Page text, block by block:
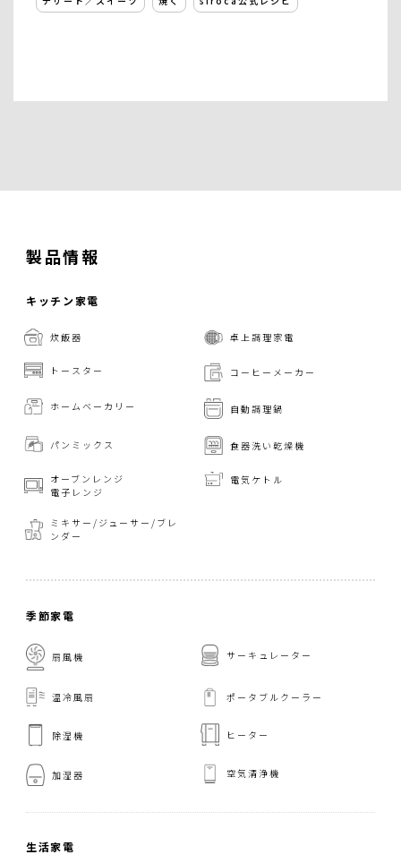
製品情報
キッチン家電
炊飯器 卓上調理家電
トースター コーヒーメーカー
ホームベーカリー 自動調理鍋
パンミックス 食器洗い乾燥機
オーブンレンジ
電子レンジ
電気ケトル
ミキサー/ジューサー/ ブレ
ンダー
季節家電
扇風機 サーキュレーター
温冷風扇 ポータブルクーラー
除湿機 ヒーター
加湿器 空気清浄機
生活家電